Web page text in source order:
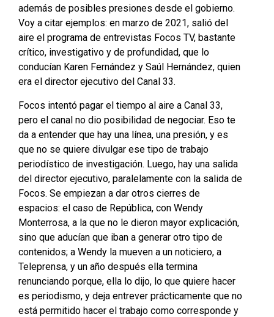
además de posibles presiones desde el gobierno.
Voy a citar ejemplos: en marzo de 2021, salió del
aire el programa de entrevistas Focos TV, bastante
crítico, investigativo y de profundidad, que lo
conducían Karen Fernández y Saúl Hernández, quien
era el director ejecutivo del Canal 33.
Focos intentó pagar el tiempo al aire a Canal 33,
pero el canal no dio posibilidad de negociar. Eso te
da a entender que hay una línea, una presión, y es
que no se quiere divulgar ese tipo de trabajo
periodístico de investigación. Luego, hay una salida
del director ejecutivo, paralelamente con la salida de
Focos. Se empiezan a dar otros cierres de
espacios: el caso de República, con Wendy
Monterrosa, a la que no le dieron mayor explicación,
sino que aducían que iban a generar otro tipo de
contenidos; a Wendy la mueven a un noticiero, a
Teleprensa, y un año después ella termina
renunciando porque, ella lo dijo, lo que quiere hacer
es periodismo, y deja entrever prácticamente que no
está permitido hacer el trabajo como corresponde y